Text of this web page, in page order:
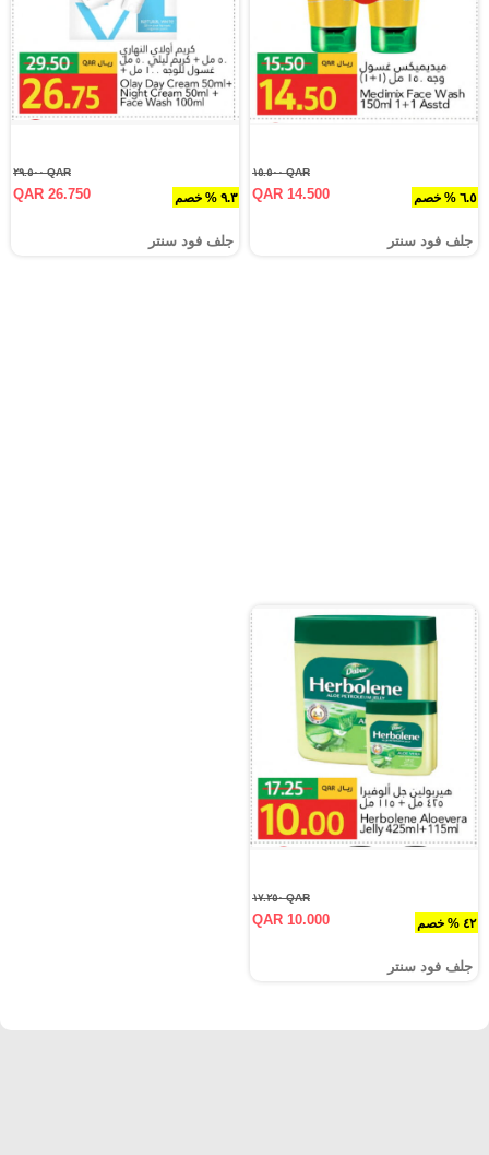
٦.٥ % خصم
QAR ١٥.٥٠٠
QAR 14.500
جلف فود سنتر
٩.٣ % خصم
QAR ٢٩.٥٠٠
QAR 26.750
جلف فود سنتر
٤٢ % خصم
QAR ١٧.٢٥٠
QAR 10.000
جلف فود سنتر